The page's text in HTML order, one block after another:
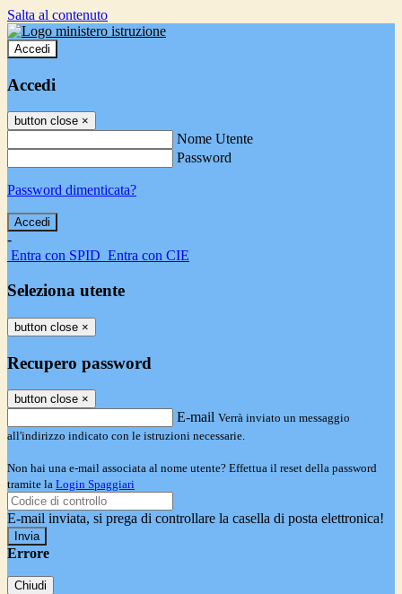
Salta al contenuto
Accedi
Accedi
button close ×
Nome Utente
Password
Password dimenticata?
-
Entra con SPID Entra con CIE
Seleziona utente
button close ×
Recupero password
button close ×
E-mail Verrà inviato un messaggio
all'indirizzo indicato con le istruzioni necessarie.
Non hai una e-mail associata al nome utente? Effettua il reset della password
tramite la Login Spaggiari
E-mail inviata, si prega di controllare la casella di posta elettronica!
Errore
Chiudi